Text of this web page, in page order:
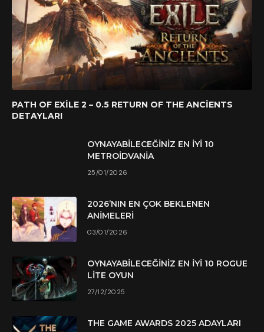
PATH OF EXILE 2 – 0.5 RETURN OF THE ANCIENTS
DETAYLARI
OYNAYABILECEĞINIZ EN İYI 10
METROIDVANIA
25/01/2026
2026’NIN EN ÇOK BEKLENEN
ANIMELERI
03/01/2026
OYNAYABILECEĞINIZ EN İYI 10 ROGUE
LITE OYUN
27/12/2025
THE GAME AWARDS 2025 ADAYLARI